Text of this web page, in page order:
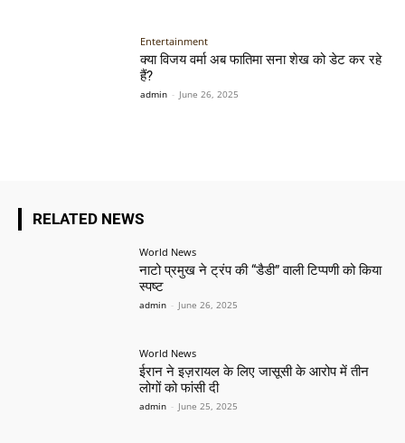
Entertainment
क्या विजय वर्मा अब फातिमा सना शेख को डेट कर रहे
हैं?
admin - June 26, 2025
RELATED NEWS
World News
नाटो प्रमुख ने ट्रंप की “डैडी” वाली टिप्पणी को किया
स्पष्ट
admin - June 26, 2025
World News
ईरान ने इज़रायल के लिए जासूसी के आरोप में तीन
लोगों को फांसी दी
admin - June 25, 2025